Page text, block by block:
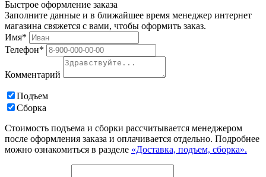
Быстрое оформление заказа
Заполните данные и в ближайшее время менеджер интернет
магазина свяжется с вами, чтобы оформить заказ.
Имя*
Телефон*
Комментарий
Подъем
Сборка
Стоимость подъема и сборки рассчитывается менеджером
после оформления заказа и оплачивается отдельно. Подробнее
можно ознакомиться в разделе «Доставка, подъем, сборка».